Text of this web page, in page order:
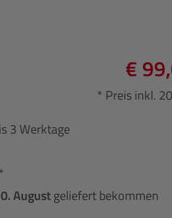
€
* Preis inkl.
3 Werktage
Augustgeliefert bekommen